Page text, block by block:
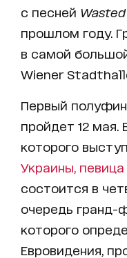
с песней
прошлом году.
в самой
Wiener
Первый
пройдет 12 мая.
которого
Украины, певица
состоится в
очередь гранд-
которого
Евровидения,